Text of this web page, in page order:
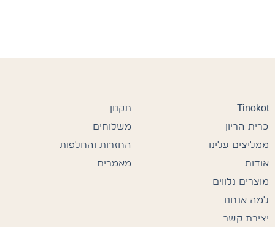
Tinokot
כרית הריון
ממליצים עלינו
אודות
מוצרים נלווים
למה אנחנו
יצירת קשר
תקנון
משלוחים
החזרות והחלפות
מאמרים